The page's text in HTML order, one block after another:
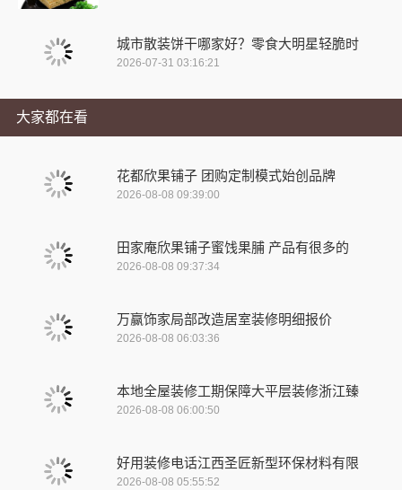
城市散装饼干哪家好？零食大明星轻脆时
2026-07-31 03:16:21
大家都在看
花都欣果铺子 团购定制模式始创品牌
2026-08-08 09:39:00
田家庵欣果铺子蜜饯果脯 产品有很多的
2026-08-08 09:37:34
万赢饰家局部改造居室装修明细报价
2026-08-08 06:03:36
本地全屋装修工期保障大平层装修浙江臻
2026-08-08 06:00:50
好用装修电话江西圣匠新型环保材料有限
2026-08-08 05:55:52